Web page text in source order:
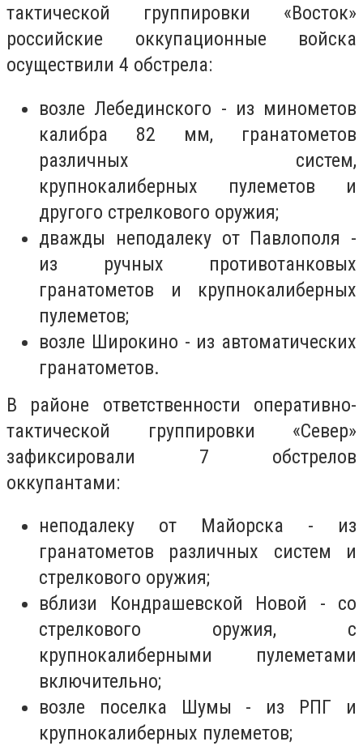
тактической группировки «Восток»
российские оккупационные войска
осуществили 4 обстрела:
возле Лебединского - из минометов
калибра 82 мм, гранатометов
различных систем,
крупнокалиберных пулеметов и
другого стрелкового оружия;
дважды неподалеку от Павлополя -
из ручных противотанковых
гранатометов и крупнокалиберных
пулеметов;
возле Широкино - из автоматических
гранатометов.
В районе ответственности оперативно-
тактической группировки «Север»
зафиксировали 7 обстрелов
оккупантами:
неподалеку от Майорска - из
гранатометов различных систем и
стрелкового оружия;
вблизи Кондрашевской Новой - со
стрелкового оружия, с
крупнокалиберными пулеметами
включительно;
возле поселка Шумы - из РПГ и
крупнокалиберных пулеметов;